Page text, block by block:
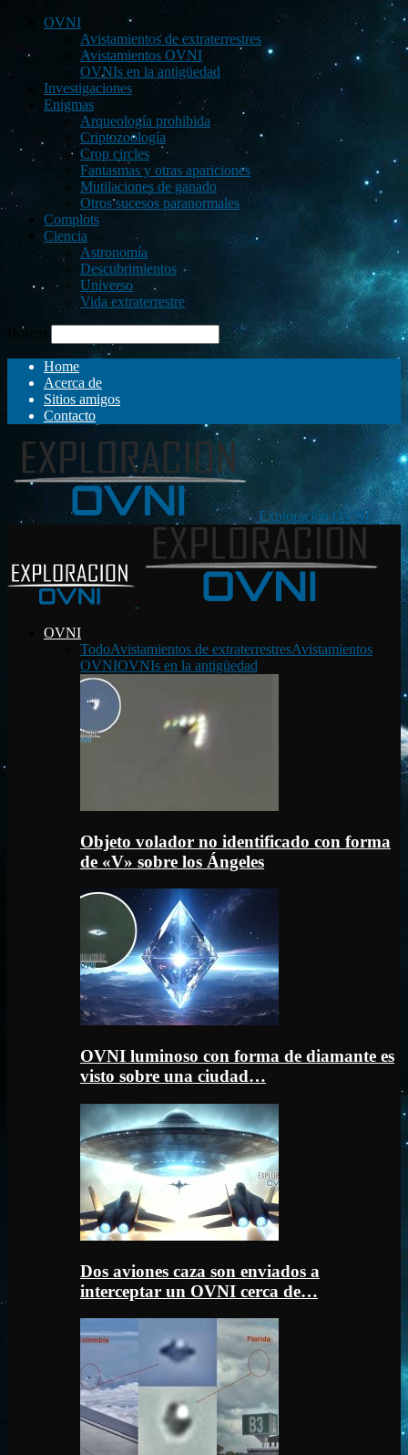
OVNI
Avistamientos de extraterrestres
Avistamientos OVNI
OVNIs en la antigüedad
Investigaciones
Enigmas
Arqueología prohibida
Criptozoología
Crop circles
Fantasmas y otras apariciones
Mutilaciones de ganado
Otros sucesos paranormales
Complots
Ciencia
Astronomía
Descubrimientos
Universo
Vida extraterrestre
Buscar
Home
Acerca de
Sitios amigos
Contacto
Exploración OVNI
OVNI
TodoAvistamientos de extraterrestresAvistamientos
OVNIOVNIs en la antigüedad
Objeto volador no identificado con forma
de «V» sobre los Ángeles
OVNI luminoso con forma de diamante es
visto sobre una ciudad…
Dos aviones caza son enviados a
interceptar un OVNI cerca de…